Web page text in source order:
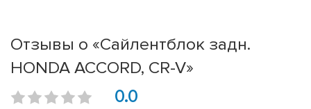
Отзывы о «Сайлентблок задн.
HONDA ACCORD, CR-V»
0.0